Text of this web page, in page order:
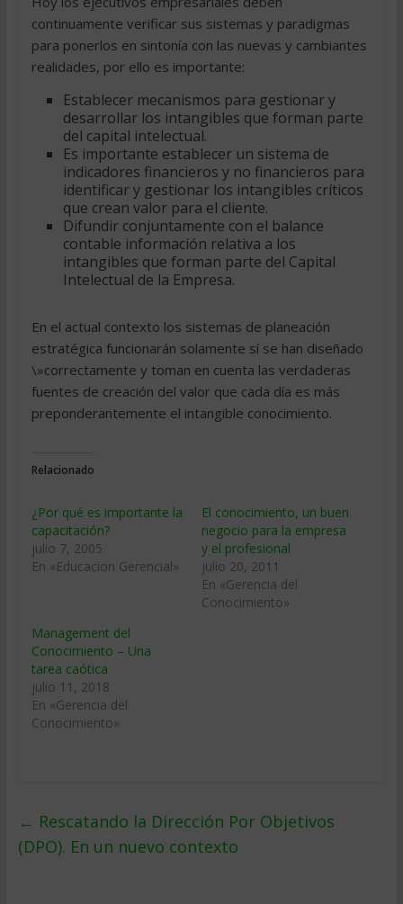
continuamente verificar sus sistemas y paradigmas
para ponerlos en sintonía con las nuevas y cambiantes
realidades, por ello es importante:
Establecer mecanismos para gestionar y
desarrollar los intangibles que forman parte
del capital intelectual.
Es importante establecer un sistema de
indicadores financieros y no financieros para
identificar y gestionar los intangibles críticos
que crean valor para el cliente.
Difundir conjuntamente con el balance
contable información relativa a los
intangibles que forman parte del Capital
Intelectual de la Empresa.
En el actual contexto los sistemas de planeación
estratégica funcionarán solamente sí se han diseñado
\»correctamente y toman en cuenta las verdaderas
fuentes de creación del valor que cada día es más
preponderantemente el intangible conocimiento.
Relacionado
¿Por qué es importante la
capacitación?
julio 7, 2005
En «Educacion Gerencial»
El conocimiento, un buen
negocio para la empresa
y el profesional
julio 20, 2011
En «Gerencia del
Conocimiento»
Management del
Conocimiento – Una
tarea caótica
julio 11, 2018
En «Gerencia del
Conocimiento»
← Rescatando la Dirección Por Objetivos
(DPO). En un nuevo contexto